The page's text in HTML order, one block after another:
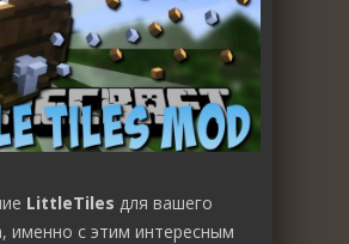
LittleTiles для вашего
именно с этим интересным